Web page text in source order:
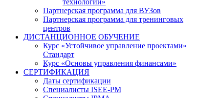
технологии»
Партнерская программа для ВУЗов
Партнерская программа для тренинговых
центров
ДИСТАНЦИОННОЕ ОБУЧЕНИЕ
Курс «Устойчивое управление проектами»
Стандарт
Курс «Основы управления финансами»
СЕРТИФИКАЦИЯ
Даты сертификации
Специалисты ISEE-PM